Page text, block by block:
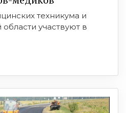
техникума и
участвуют в